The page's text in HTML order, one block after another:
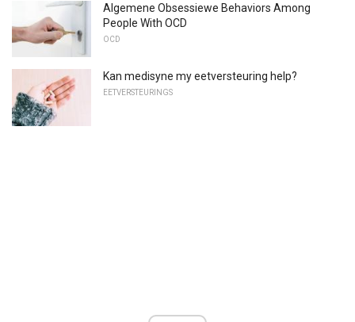
Algemene Obsessiewe Behaviors Among
People With OCD
OCD
Kan medisyne my eetversteuring help?
EETVERSTEURINGS